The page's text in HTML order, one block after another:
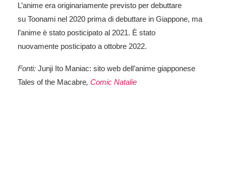
L’anime era originariamente previsto per debuttare
su Toonami nel 2020 prima di debuttare in Giappone, ma
l’anime è stato posticipato al 2021. È stato
nuovamente posticipato a ottobre 2022.
Fonti: Junji Ito Maniac: sito web dell’anime giapponese
Tales of the Macabre, Comic Natalie